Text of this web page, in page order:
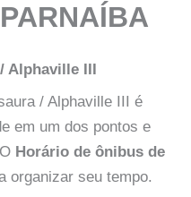
Alphaville III
/ Alphaville III é
em um dos pontos e
Horário de ônibus de
organizar seu tempo.